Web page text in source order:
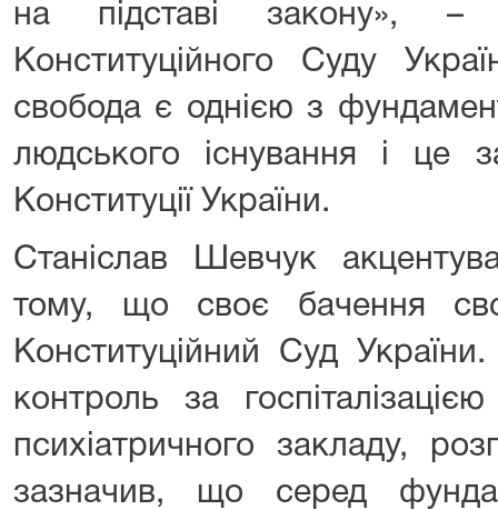
на підставі закону», –
Конституційного Суду
свобода є однією з
людського існування і це
Конституції України.
Станіслав Шевчук
тому, що своє бачення
Конституційний Суд
контроль за
психіатричного закладу,
зазначив, що серед